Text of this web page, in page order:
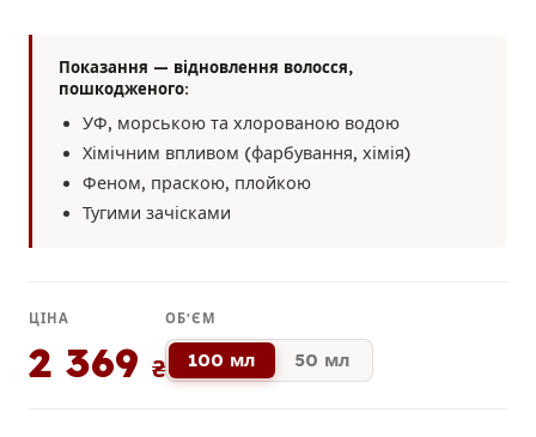
Показання — відновлення волосся,
пошкодженого:
УФ, морською та хлорованою водою
Хімічним впливом (фарбування, хімія)
Феном, праскою, плойкою
Тугими зачісками
ЦІНА
2 369 ₴
ОБ'ЄМ
100 мл 50 мл